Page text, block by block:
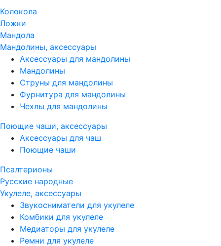
Колокола
Ложки
Мандола
Мандолины, аксессуары
Аксессуары для мандолины
Мандолины
Струны для мандолины
Фурнитура для мандолины
Чехлы для мандолины
Поющие чаши, аксессуары
Аксессуары для чаш
Поющие чаши
Псалтерионы
Русские народные
Укулеле, аксессуары
Звукосниматели для укулеле
Комбики для укулеле
Медиаторы для укулеле
Ремни для укулеле